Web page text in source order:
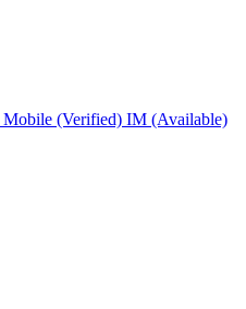
Mobile (Verified) IM (Available)